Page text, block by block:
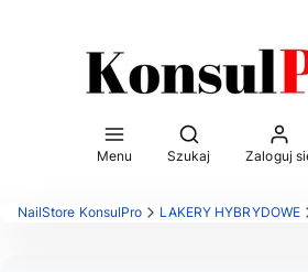
Menu
Otwórz
Szukaj Zaloguj
NailStore KonsulPro LAKERY HYBRYDOWE